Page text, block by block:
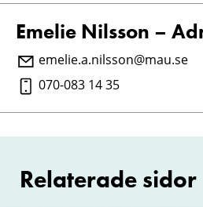
Emelie Nilsson –
emelie.a.nilsson@mau.se
070-083 14 35
Relaterade sidor